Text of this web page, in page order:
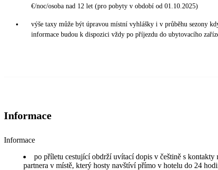
€/noc/osoba nad 12 let (pro pobyty v období od 01.10.2025)
výše taxy může být úpravou místní vyhlášky i v průběhu sezony
informace budou k dispozici vždy po příjezdu do ubytovacího
Informace
Informace
po příletu cestující obdrží uvítací dopis v češtině s kontakty
partnera v místě, který hosty navštíví přímo v hotelu do 24